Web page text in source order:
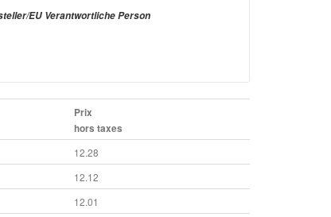
EU Verantwortliche Person
Prix
hors taxes
12.28
12.12
12.01